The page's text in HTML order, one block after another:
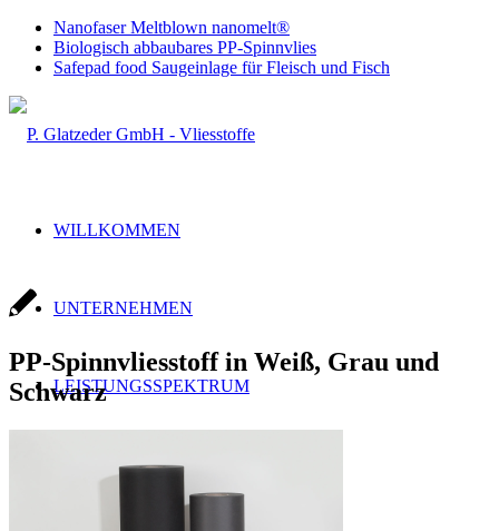
Nanofaser Meltblown nanomelt®
Biologisch abbaubares PP-Spinnvlies
Safepad food Saugeinlage für Fleisch und Fisch
WILLKOMMEN
UNTERNEHMEN
LEISTUNGSSPEKTRUM
Handel & Produktion
PP-Spinnvliesstoff in Weiß, Grau und
Schwarz